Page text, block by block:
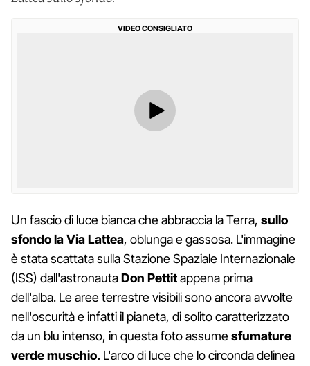
VIDEO CONSIGLIATO
Un fascio di luce bianca che abbraccia la Terra, sullo
sfondo la Via Lattea, oblunga e gassosa. L'immagine
è stata scattata sulla Stazione Spaziale Internazionale
(ISS) dall'astronautaDon Pettitappena prima
dell'alba. Le aree terrestre visibili sono ancora avvolte
nell'oscurità e infatti il pianeta, di solito caratterizzato
da un blu intenso, in questa foto assumesfumature
verde muschio. L'arco di luce che lo circonda delinea